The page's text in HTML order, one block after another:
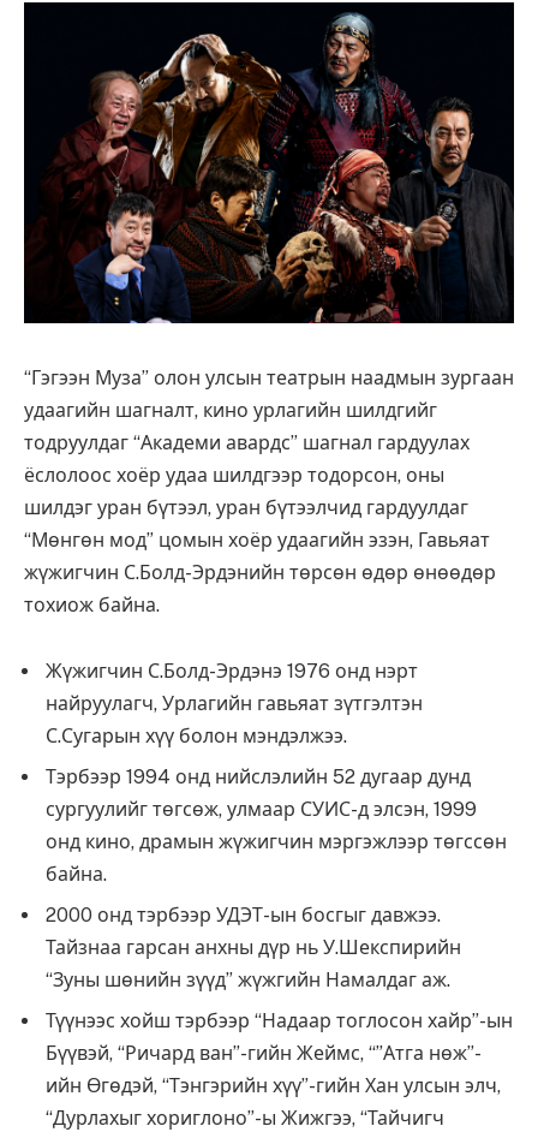
“Гэгээн Муза” олон улсын театрын наадмын зургаан
удаагийн шагналт, кино урлагийн шилдгийг
тодруулдаг “Академи авардс” шагнал гардуулах
ёслолоос хоёр удаа шилдгээр тодорсон, оны
шилдэг уран бүтээл, уран бүтээлчид гардуулдаг
“Мөнгөн мод” цомын хоёр удаагийн эзэн, Гавьяат
жүжигчин С.Болд-Эрдэнийн төрсөн өдөр өнөөдөр
тохиож байна.
Жүжигчин С.Болд-Эрдэнэ 1976 онд нэрт
найруулагч, Урлагийн гавьяат зүтгэлтэн
С.Сугарын хүү болон мэндэлжээ.
Тэрбээр 1994 онд нийслэлийн 52 дугаар дунд
сургуулийг төгсөж, улмаар СУИС-д элсэн, 1999
онд кино, драмын жүжигчин мэргэжлээр төгссөн
байна.
2000 онд тэрбээр УДЭТ-ын босгыг давжээ.
Тайзнаа гарсан анхны дүр нь У.Шекспирийн
“Зуны шөнийн зүүд” жүжгийн Намалдаг аж.
Түүнээс хойш тэрбээр “Надаар тоглосон хайр”-ын
Бүүвэй, “Ричард ван”-гийн Жеймс, “”Атга нөж”-
ийн Өгөдэй, “Тэнгэрийн хүү”-гийн Хан улсын элч,
“Дурлахыг хориглоно”-ы Жижгээ, “Тайчигч